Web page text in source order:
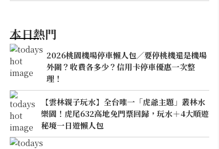
本日熱門
2026桃園機場停車懶人包／要停桃機還是機場
外圍？收費各多少？信用卡停車優惠一次整
理！
【雲林親子玩水】全台唯一「虎爺主題」叢林水
樂園！虎尾632高地免門票回歸，玩水＋4大順遊
秘境一日遊懶人包